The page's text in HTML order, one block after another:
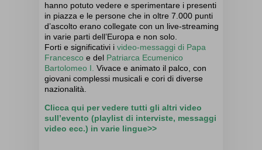
hanno potuto vedere e sperimentare i presenti
in piazza e le persone che in oltre 7.000 punti
d’ascolto erano collegate con un live-streaming
in varie parti dell’Europa e non solo.
Forti e significativi ivideo-messaggi di Papa
Francesco e del Patriarca Ecumenico
Bartolomeo I. Vivace e animato il palco, con
giovani complessi musicali e cori di diverse
nazionalità.
Clicca qui per vedere tutti gli altri video
sull’evento (playlist di interviste, messaggi
video ecc.) in varie lingue>>